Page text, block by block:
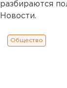
разбираются
Новости.
Общество